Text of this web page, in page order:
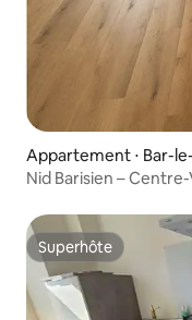
Appartement ⋅ Bar-
Nid Barisien –
Superhôte
Superhôte